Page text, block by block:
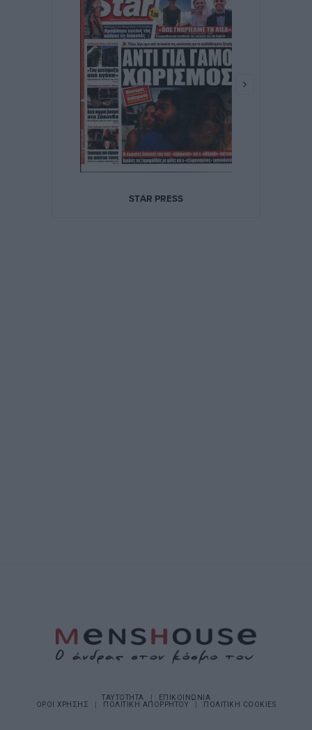
ΤΑΥΤΟΤΗΤΑ
ΕΠΙΚΟΙΝΩΝΙΑ
ΟΡΟΙ ΧΡΗΣΗΣ
ΠΟΛΙΤΙΚΗ ΑΠΟΡΡΗΤΟΥ ΠΟΛΙΤΙΚΗ COOKIES